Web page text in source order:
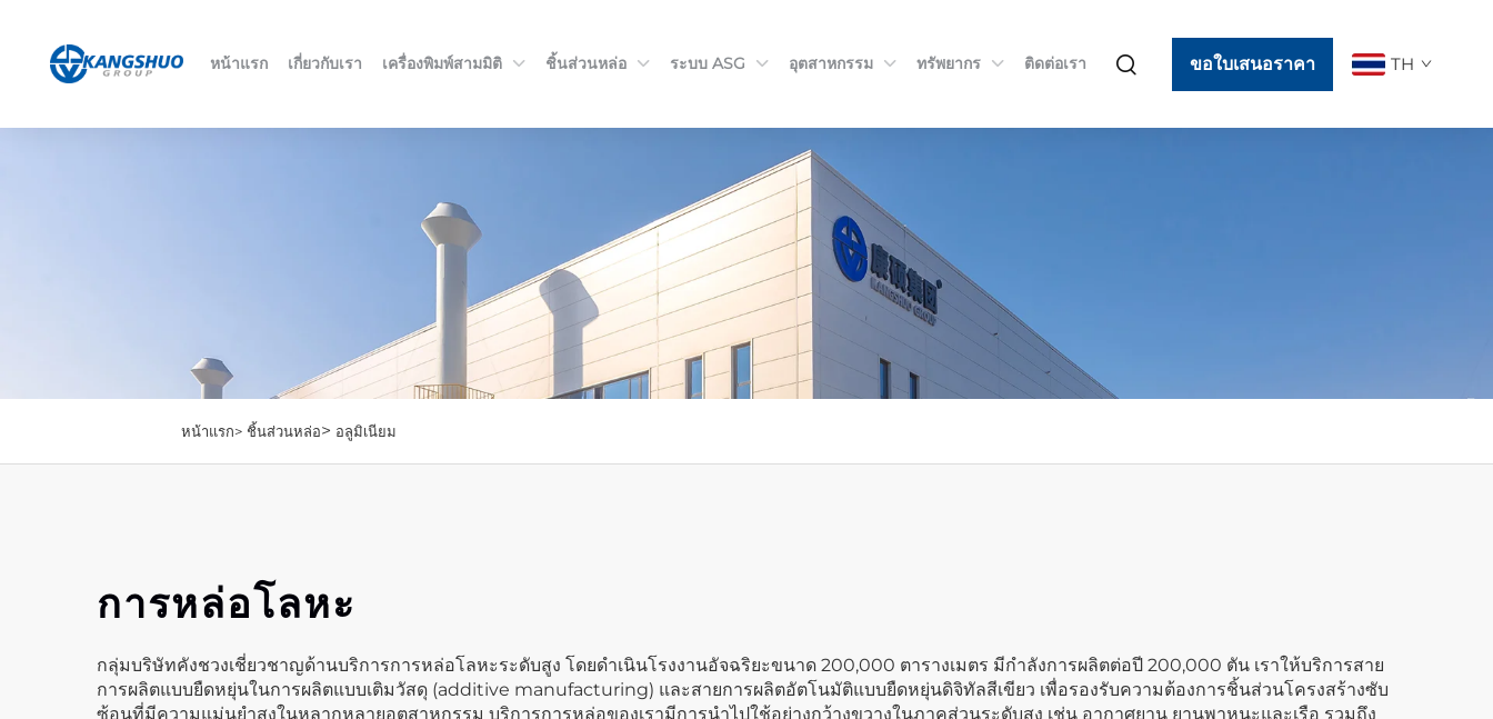
หน้าแรก เกี่ยวกับเรา เครื่องพิมพ์สามมิติ ชิ้นส่วนหล่อ ระบบ ASG อุตสาหกรรม ทรัพยากร ติดต่อเรา ขอใบเสนอราคา TH
หน้าแรก> ชิ้นส่วนหล่อ> อลูมิเนียม
การหล่อโลหะ
กลุ่มบริษัทคังชวงเชี่ยวชาญด้านบริการการหล่อโลหะระดับสูง โดยดำเนินโรงงานอัจฉริยะขนาด 200,000 ตารางเมตร มีกำลังการผลิตต่อปี 200,000 ตัน เราให้บริการสาย
การผลิตแบบยืดหยุ่นในการผลิตแบบเติมวัสดุ (additive manufacturing) และสายการผลิตอัตโนมัติแบบยืดหยุ่นดิจิทัลสีเขียว เพื่อรองรับความต้องการชิ้นส่วนโครงสร้างซับ
ซ้อนที่มีความแม่นยำสูงในหลากหลายอุตสาหกรรม บริการการหล่อของเรามีการนำไปใช้อย่างกว้างขวางในภาคส่วนระดับสูง เช่น อากาศยาน ยานพาหนะและเรือ รวมถึง